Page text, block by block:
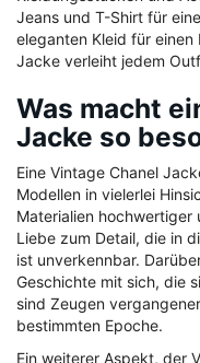
Jeans und T-Shirt für
eleganten Kleid für einen
Jacke verleiht jedem
Was macht
Jacke so
Eine Vintage Chanel
Modellen in vielerlei
Materialien hochwertiger
Liebe zum Detail, die in
ist unverkennbar.
Geschichte mit sich, die
sind Zeugen
bestimmten Epoche.
Ein weiterer Aspekt, der